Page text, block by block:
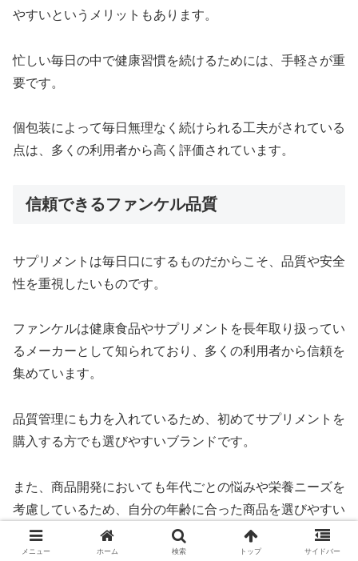
やすいというメリットもあります。
忙しい毎日の中で健康習慣を続けるためには、手軽さが重
要です。
個包装によって毎日無理なく続けられる工夫がされている
点は、多くの利用者から高く評価されています。
信頼できるファンケル品質
サプリメントは毎日口にするものだからこそ、品質や安全
性を重視したいものです。
ファンケルは健康食品やサプリメントを長年取り扱ってい
るメーカーとして知られており、多くの利用者から信頼を
集めています。
品質管理にも力を入れているため、初めてサプリメントを
購入する方でも選びやすいブランドです。
また、商品開発においても年代ごとの悩みや栄養ニーズを
考慮しているため、自分の年齢に合った商品を選びやすい
という特徴があります。
メニュー ホーム 検索 トップ サイドバー